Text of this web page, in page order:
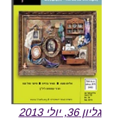
גליון 36, יולי 2013